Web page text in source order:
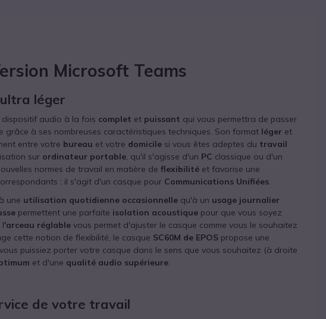
Microsoft Teams
léger
dispositif audio à la fois complet et puissant qui vous permettra de passer
à ses nombreuses caractéristiques techniques. Son format léger et
entre votre bureau et votre domicile si vous êtes adeptes du travail
sur ordinateur portable, qu'il s'agisse d'un PC classique ou d'un
normes de travail en matière de flexibilité et favorise une
: il s'agit d'un casque pour Communications Unifiées.
une utilisation quotidienne occasionnelle qu'à un usage journalier
permettent une parfaite isolation acoustique pour que vous soyez
l'arceau réglable vous permet d'ajuster le casque comme vous le souhaitez
cette notion de flexibilité, le casque SC60M de EPOS propose une
puissiez porter votre casque dans le sens que vous souhaitez (à droite
et d'une qualité audio supérieure.
de votre travail